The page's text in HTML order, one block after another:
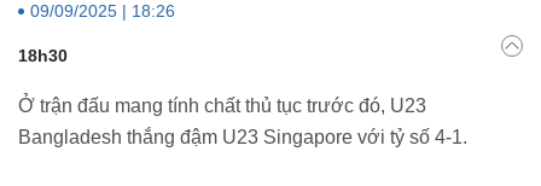
09/09/2025 | 18:26
18h30
Ở trận đấu mang tính chất thủ tục trước đó, U23
Bangladesh thắng đậm U23 Singapore với tỷ số 4-1.